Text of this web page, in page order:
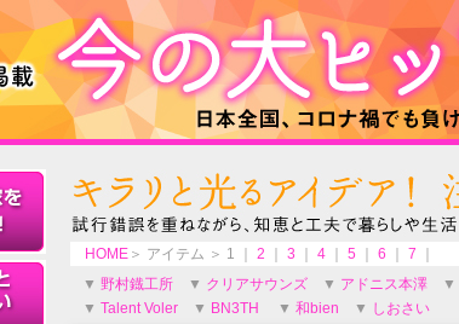
HOME ＞ アイテム ＞ 1 ｜ 2 3 4 5 6 7
▼ 野村鐡工所 ▼ クリアサウンズ ▼ アドニス本澤 ▼
▼ Talent Voler ▼ BN3TH ▼ 和bien ▼ しおさい